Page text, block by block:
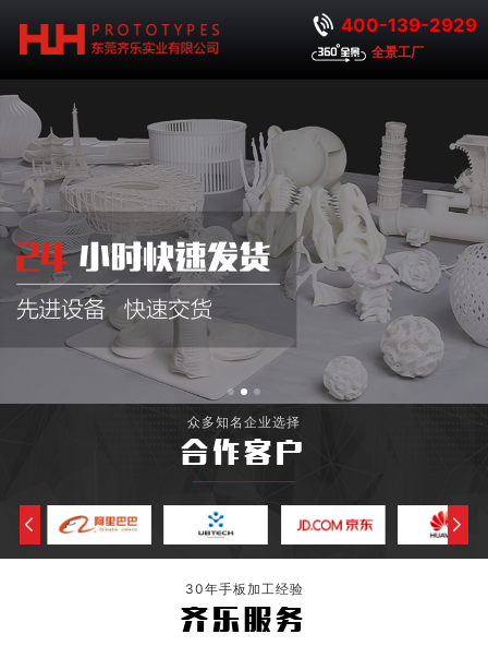
400-139-2929
全景工厂
众多知名企业选择
合作客户
30年手板加工经验
齐乐服务